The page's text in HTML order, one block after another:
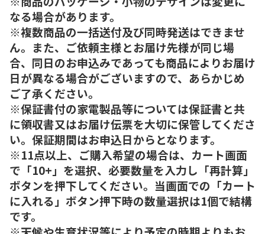
なる場合があります。
※複数商品の一括送付及び同時発送はできませ
ん。また、ご依頼主様とお届け先様が同じ場
合、同日のお申込みであっても商品によりお届け
日が異なる場合がございますので、あらかじめ
ご了承ください。
※保証書付の家電製品等については保証書と共
に領収書又はお届け伝票を大切に保管してくださ
い。保証期間はお申込日からとなります。
※11点以上、ご購入希望の場合は、カート画面
で「10+」を選択、必要数量を入力し「再計算」
ボタンを押下してください。当画面での「カート
に入れる」ボタン押下時の数量選択は1個で結構
です。